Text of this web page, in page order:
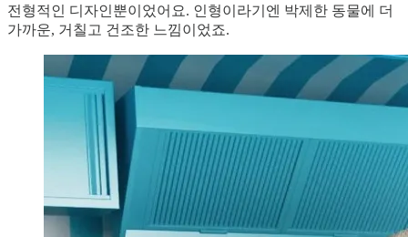
전형적인 디자인뿐이었어요. 인형이라기엔 박제한 동물에 더
가까운, 거칠고 건조한 느낌이었죠.